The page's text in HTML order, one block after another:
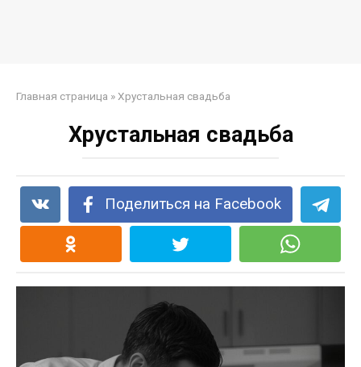
Главная страница » Хрустальная свадьба
Хрустальная свадьба
Поделиться на Facebook